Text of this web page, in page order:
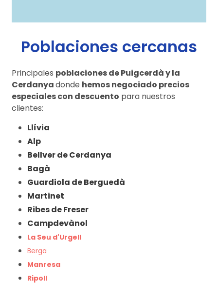
Poblaciones cercanas
Principales poblaciones de Puigcerdà y la
Cerdanyadonde hemos negociado precios
especiales con descuento para nuestros
clientes:
Llívia
Alp
Bellver de Cerdanya
Bagà
Guardiola de Berguedà
Martinet
Ribes de Freser
Campdevànol
La Seu d'Urgell
Berga
Manresa
Ripoll